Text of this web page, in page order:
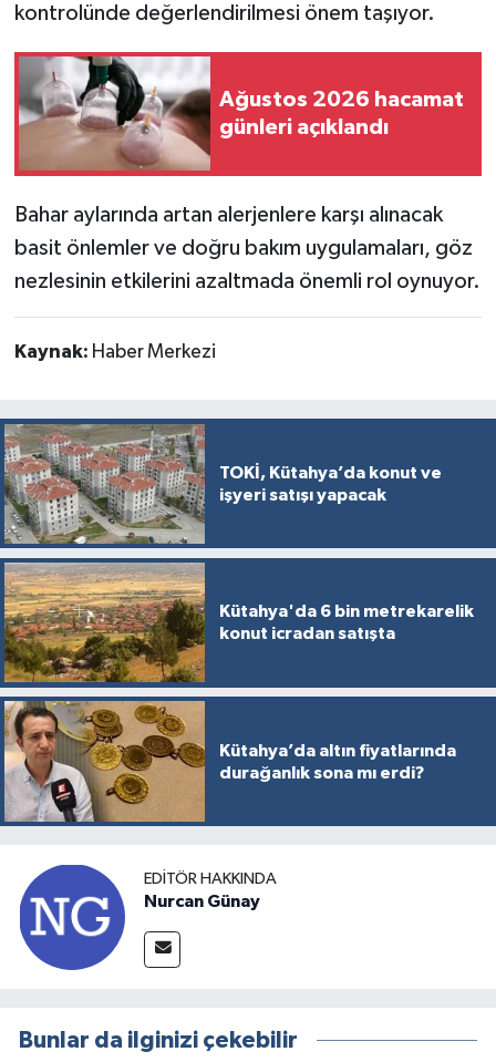
kontrolünde değerlendirilmesi önem taşıyor.
Ağustos 2026 hacamat
günleri açıklandı
Bahar aylarında artan alerjenlere karşı alınacak
basit önlemler ve doğru bakım uygulamaları, göz
nezlesinin etkilerini azaltmada önemli rol oynuyor.
Kaynak: Haber Merkezi
TOKİ, Kütahya’da konut ve
işyeri satışı yapacak
Kütahya'da 6 bin metrekarelik
konut icradan satışta
Kütahya’da altın fiyatlarında
durağanlık sona mı erdi?
EDITÖR HAKKINDA
Nurcan Günay
Bunlar da ilginizi çekebilir